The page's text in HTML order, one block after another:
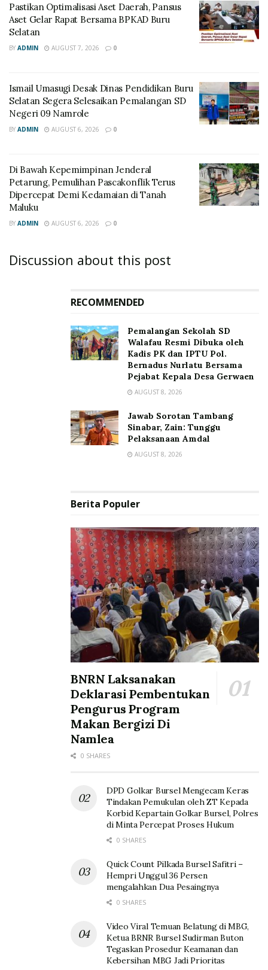
Pastikan Optimalisasi Aset Daerah, Pansus
Aset Gelar Rapat Bersama BPKAD Buru
Selatan
BY ADMIN AUGUST 7, 2026 0
Ismail Umasugi Desak Dinas Pendidikan Buru
Selatan Segera Selesaikan Pemalangan SD
Negeri 09 Namrole
BY ADMIN AUGUST 6, 2026 0
Di Bawah Kepemimpinan Jenderal
Petarung, Pemulihan Pascakonflik Terus
Dipercepat Demi Kedamaian di Tanah
Maluku
BY ADMIN AUGUST 6, 2026 0
Discussion about this post
RECOMMENDED
Pemalangan Sekolah SD
Walafau Resmi Dibuka oleh
Kadis PK dan IPTU Pol.
Bernadus Nurlatu Bersama
Pejabat Kepala Desa Gerwaen
AUGUST 8, 2026
Jawab Sorotan Tambang
Sinabar, Zain: Tunggu
Pelaksanaan Amdal
AUGUST 8, 2026
Berita Populer
BNRN Laksanakan
Deklarasi Pembentukan
Pengurus Program
Makan Bergizi Di
Namlea
0 SHARES
DPD Golkar Bursel Mengecam Keras
Tindakan Pemukulan oleh ZT Kepada
Korbid Kepartain Golkar Bursel, Polres
di Minta Percepat Proses Hukum
0 SHARES
Quick Count Pilkada Bursel Safitri –
Hempri Unggul 36 Persen
mengalahkan Dua Pesaingnya
0 SHARES
Video Viral Temuan Belatung di MBG,
Ketua BRNR Bursel Sudirman Buton
Tegaskan Prosedur Keamanan dan
Kebersihan MBG Jadi Prioritas